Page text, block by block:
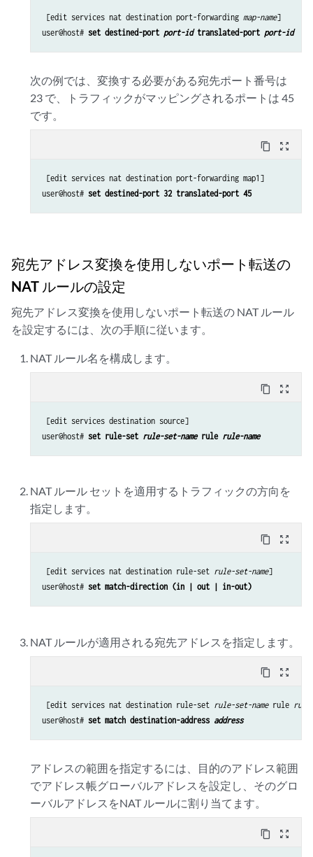
[edit services nat destination port-forwarding map-name]
user@host# set destined-port port-id translated-port port-id
次の例では、変換する必要がある宛先ポート番号は
23 で、トラフィックがマッピングされるポートは 45
です。
content_copy zoom_out_map
[edit services nat destination port-forwarding map1]
user@host# set destined-port 32 translated-port 45
宛先アドレス変換を使用しないポート転送の
NAT ルールの設定
宛先アドレス変換を使用しないポート転送の NAT ルール
を設定するには、次の手順に従います。
NAT ルール名を構成します。
content_copy zoom_out_map
[edit services destination source]
user@host# set rule-set rule-set-name rule rule-name
NAT ルール セットを適用するトラフィックの方向を
指定します。
content_copy zoom_out_map
[edit services nat destination rule-set rule-set-name]
user@host# set match-direction (in | out | in-out)
NAT ルールが適用される宛先アドレスを指定します。
content_copy zoom_out_map
[edit services nat destination rule-set rule-set-name rule rule-
user@host# set match destination-address address
アドレスの範囲を指定するには、目的のアドレス範囲
でアドレス帳グローバルアドレスを設定し、そのグロ
ーバルアドレスをNAT ルールに割り当てます。
content_copy zoom_out_map